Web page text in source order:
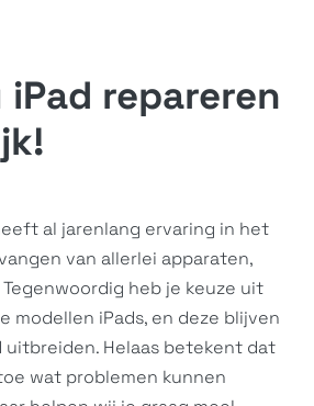
repareren
al jarenlang ervaring in het
van allerlei apparaten,
Tegenwoordig heb je keuze uit
modellen iPads, en deze blijven
Helaas betekent dat
wat problemen kunnen